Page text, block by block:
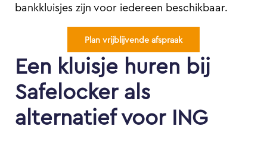
bankkluisjes zijn voor iedereen beschikbaar.
Plan vrijblijvende afspraak
Een kluisje huren bij
Safelocker als
alternatief voor ING